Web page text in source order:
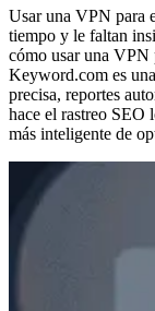
Usar una VPN para
tiempo y le faltan
cómo usar una VPN
Keyword.com es
precisa, reportes
hace el rastreo SEO
más inteligente de